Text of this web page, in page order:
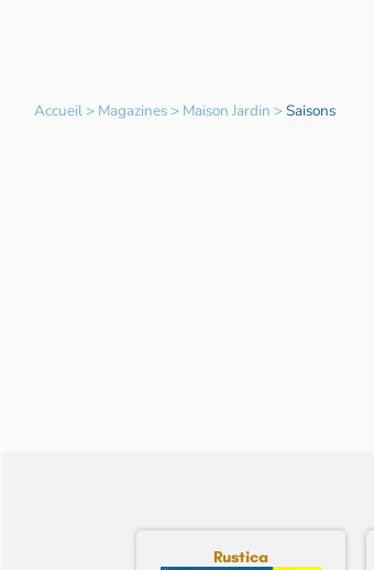
Accueil> Magazines> Maison Jardin >Saisons
Rustica